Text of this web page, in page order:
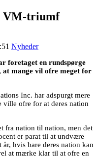
VM-triumf
Nyheder
foretaget en rundspørge
at mange vil ofre meget for
Inc. har adspurgt mere
ville ofre for at deres nation
fra nation til nation, men det
er parat til at undvære
hvis bare deres nation kan
at mærke klar til at ofre en